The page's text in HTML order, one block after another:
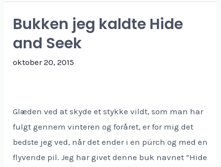
Bukken jeg kaldte Hide
and Seek
oktober 20, 2015
Glæden ved at skyde et stykke vildt, som man har
fulgt gennem vinteren og foråret, er for mig det
bedste jeg ved, når det ender i en pürch og med en
flyvende pil. Jeg har givet denne buk navnet ”Hide